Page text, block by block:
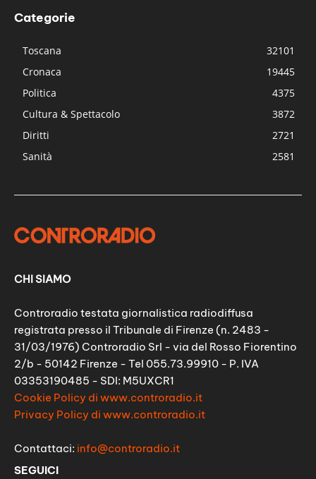
Categorie
Toscana
32101
Cronaca
19445
Politica
4375
Cultura & Spettacolo
3872
Diritti
2721
Sanità
2581
CHI SIAMO
Controradio testata giornalistica radiodiffusa
registrata presso il Tribunale di Firenze (n. 2483 -
31/03/1976) Controradio Srl - via del Rosso Fiorentino
2/b - 50142 Firenze - Tel 055.73.99910 - P. IVA
03353190485 - SDI: M5UXCR1
Cookie Policy di www.controradio.it
Privacy Policy di www.controradio.it
Contattaci: info@controradio.it
SEGUICI